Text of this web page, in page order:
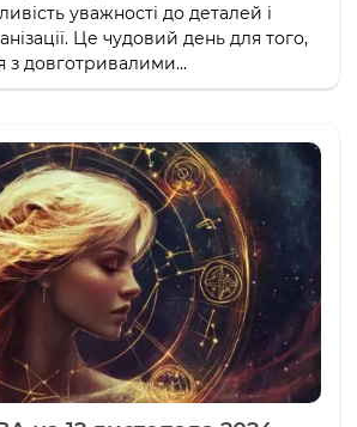
уважності до деталей і
Це чудовий день для того,
з довготривалими...